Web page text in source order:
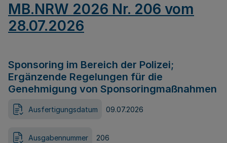
MB.NRW 2026 Nr. 206 vom
28.07.2026
Sponsoring im Bereich der Polizei;
Ergänzende Regelungen für die
Genehmigung von Sponsoringmaßnahmen
Ausfertigungsdatum 09.07.2026
Ausgabennummer 206